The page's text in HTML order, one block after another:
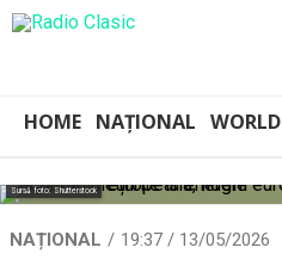
HOME NAȚIONAL WORLD
Sursă foto: Shutterstock
NAȚIONAL 19:37 / 13/05/2026